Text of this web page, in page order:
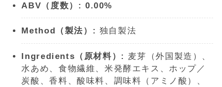
ABV（度数）: 0.00%
Method（製法）: 独自製法
Ingredients（原材料）: 麦芽（外国製造）、
水あめ、食物繊維、米発酵エキス、ホップ／
炭酸、香料、酸味料、調味料（アミノ酸）、